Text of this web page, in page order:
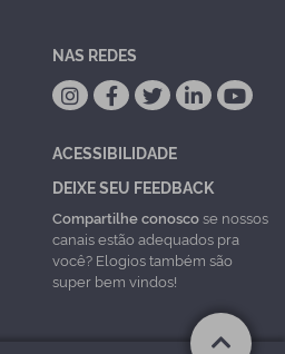
NAS REDES
ACESSIBILIDADE
DEIXE SEU FEEDBACK
Compartilhe conoscose nossos
canais estão adequados pra
você? Elogios também são
super bem vindos!